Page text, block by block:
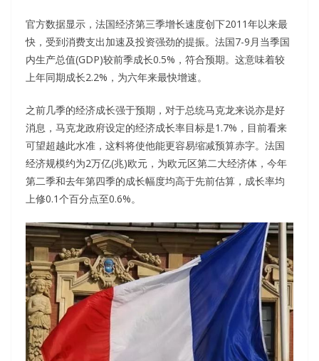
官方数据显示，法国经济第三季增长速度创下2011年以来最
快，受到消费支出加速及投资强劲的提振。法国7-9月当季国
内生产总值(GDP)较前季成长0.5%，符合预期。这意味着较
上年同期成长2.2%，为六年来最快增速。
之前几季的经济成长强于预期，对于总统马克龙来说亦是好
消息，马克龙政府设定的经济成长率目标是1.7%，目前看来
可望超越此水准，这料将使他能更容易缩减预算赤字。法国
经济规模约为2万亿(兆)欧元，为欧元区第二大经济体，今年
第二季和去年第四季的成长幅度均高于先前估算，成长率均
上修0.1个百分点至0.6%。